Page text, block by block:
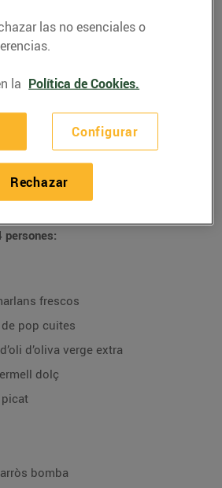
i
persones:
frescos
pop cuites
d’oliva verge extra
dolç
bomba
las no esenciales o
la Política de Cookies.
Configurar
Rechazar